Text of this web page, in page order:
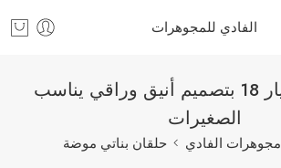
الفادي للمجوهرات
حلق ذهب عيار 18 بتصميم أنيق وراقي يناسب
الصغيرات
مجوهرات الفادي حلقان بناتي موضة